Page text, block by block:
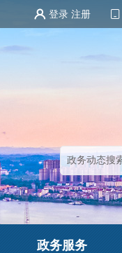
登录 注册
政务服务